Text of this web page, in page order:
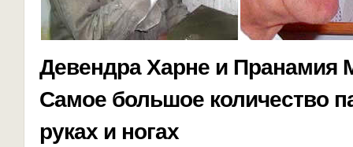
Девендра Харне и Пранамия
Самое большое количество
руках и ногах